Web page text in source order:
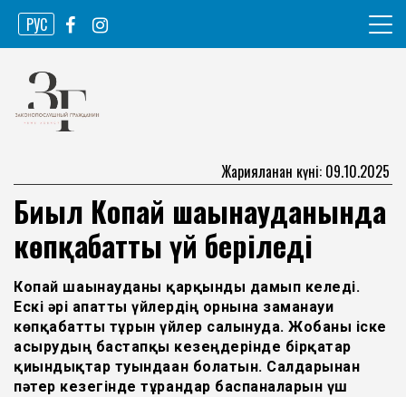
Skip
content
РУС
Законопослушный гражданин
Жарияланған күні: 09.10.2025
Биыл Копай шағынауданында
көпқабатты үй беріледі
Копай шағынауданы қарқынды дамып келеді.
Ескі әрі апатты үйлердің орнына заманауи
көпқабатты тұрғын үйлер салынуда. Жобаны іске
асырудың бастапқы кезеңдерінде бірқатар
қиындықтар туындаған болатын. Салдарынан
пәтер кезегінде тұрғандар баспаналарын үш